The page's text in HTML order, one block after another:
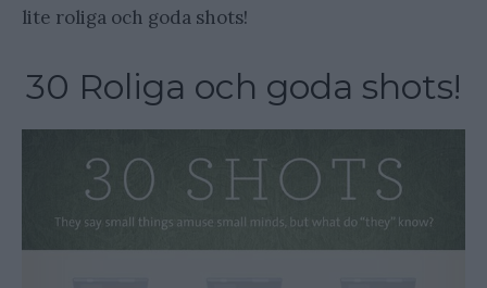
lite roliga och goda shots!
30 Roliga och goda shots!